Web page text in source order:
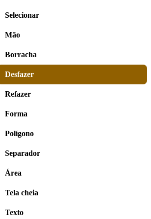
Selecionar
Mão
Borracha
Desfazer
Refazer
Forma
Polígono
Separador
Área
Tela cheia
Texto